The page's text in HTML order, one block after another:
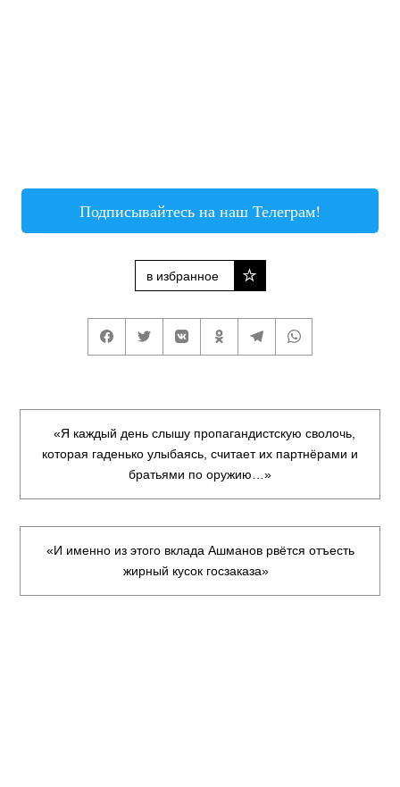
Подписывайтесь на наш Телеграм!
в избранное
«Я каждый день слышу пропагандистскую сволочь,
которая гаденько улыбаясь, считает их партнёрами и
братьями по оружию…»
«И именно из этого вклада Ашманов рвётся отъесть
жирный кусок госзаказа»